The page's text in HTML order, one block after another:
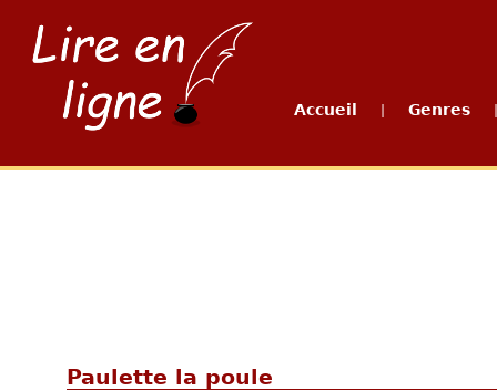
Accueil Genres
Paulette la poule